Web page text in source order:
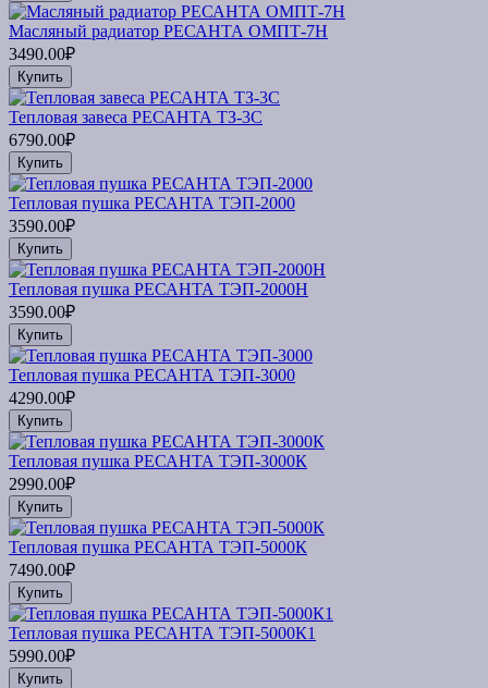
Масляный радиатор РЕСАНТА ОМПТ-7Н
3490.00₽
Купить
Тепловая завеса РЕСАНТА ТЗ-3С
6790.00₽
Купить
Тепловая пушка РЕСАНТА ТЭП-2000
3590.00₽
Купить
Тепловая пушка РЕСАНТА ТЭП-2000Н
3590.00₽
Купить
Тепловая пушка РЕСАНТА ТЭП-3000
4290.00₽
Купить
Тепловая пушка РЕСАНТА ТЭП-3000К
2990.00₽
Купить
Тепловая пушка РЕСАНТА ТЭП-5000К
7490.00₽
Купить
Тепловая пушка РЕСАНТА ТЭП-5000К1
5990.00₽
Купить